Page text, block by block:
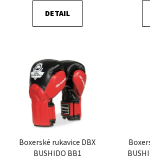
DETAIL
Boxerské rukavice DBX
BUSHIDO BB1